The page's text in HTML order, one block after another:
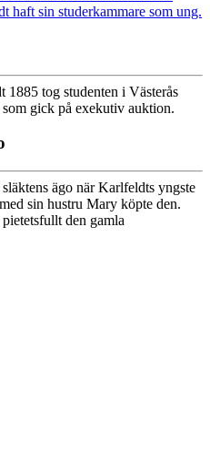
sin studerkammare som ung.
1885 tog studenten i Västerås
gick på exekutiv auktion.
ägo när Karlfeldts yngste
sin hustru Mary köpte den.
den gamla